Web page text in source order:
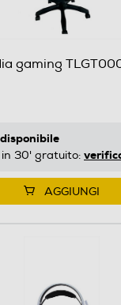
gaming
disponibile
in 30' gratuito:
AGGIUNGI